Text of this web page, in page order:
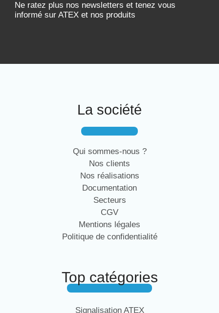
Ne ratez plus nos newsletters et tenez vous
informé sur ATEX et nos produits
La société
Qui sommes-nous ?
Nos clients
Nos réalisations
Documentation
Secteurs
CGV
Mentions légales
Politique de confidentialité
Top catégories
Signalisation ATEX